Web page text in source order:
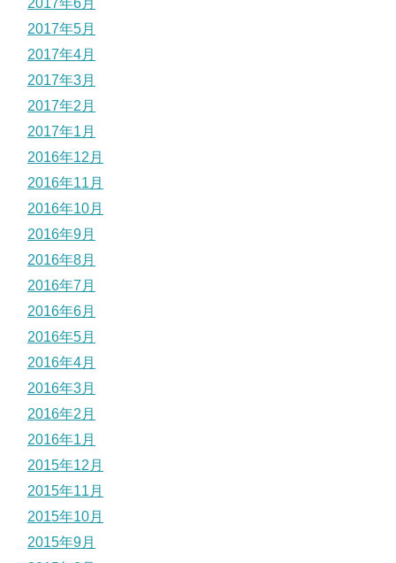
2017年5月
2017年4月
2017年3月
2017年2月
2017年1月
2016年12月
2016年11月
2016年10月
2016年9月
2016年8月
2016年7月
2016年6月
2016年5月
2016年4月
2016年3月
2016年2月
2016年1月
2015年12月
2015年11月
2015年10月
2015年9月